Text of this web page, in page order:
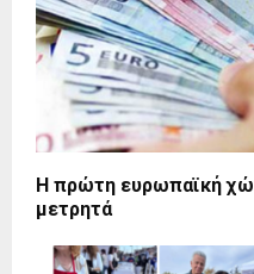
Η πρώτη ευρωπαϊκή
μετρητά